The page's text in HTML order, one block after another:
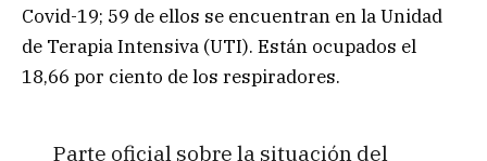
Covid-19; 59 de ellos se encuentran en la Unidad
de Terapia Intensiva (UTI). Están ocupados el
18,66 por ciento de los respiradores.
Parte oficial sobre la situación del